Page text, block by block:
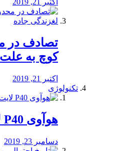
اکتبر 21, 2019
تصادف در
کوچ به
اکتبر 21, 2019
تکنولوژی
هوآوی P40 لایت احتمالا موبا
دسامبر 23, 2019